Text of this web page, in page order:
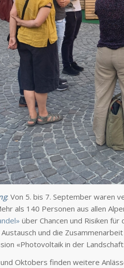
: Von 5. bis 7. September waren
als 140 Personen aus allen
über Chancen und Risiken
und die
«Photovoltaik in der
Oktobers finden weitere